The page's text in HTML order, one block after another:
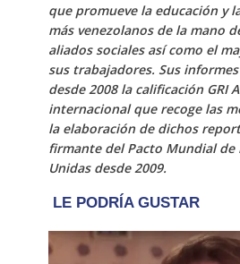
que promueve la educación y
más venezolanos de la mano
aliados sociales así como el
sus trabajadores. Sus informes
desde 2008 la calificación GRI
internacional que recoge las
la elaboración de dichos
firmante del Pacto Mundial de
Unidas desde 2009.